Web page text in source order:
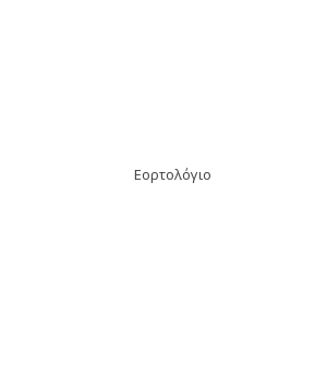
Εορτολόγιο